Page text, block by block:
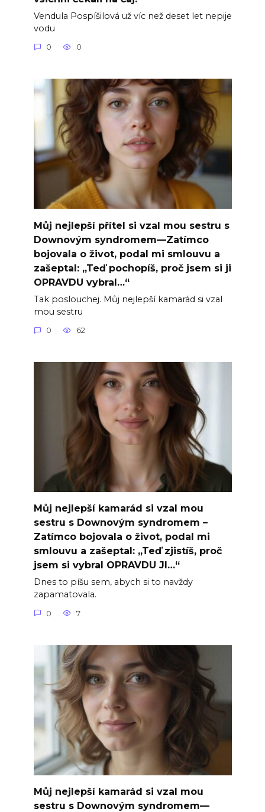
Vendula Pospíšilová už víc než deset let nepije
vodu
0 0
Můj nejlepší přítel si vzal mou sestru s
Downovým syndromem—Zatímco
bojovala o život, podal mi smlouvu a
zašeptal: „Teď pochopíš, proč jsem si ji
OPRAVDU vybral…“
Tak poslouchej. Můj nejlepší kamarád si vzal
mou sestru
0 62
Můj nejlepší kamarád si vzal mou
sestru s Downovým syndromem –
Zatímco bojovala o život, podal mi
smlouvu a zašeptal: „Teď zjistíš, proč
jsem si vybral OPRAVDU JI…“
Dnes to píšu sem, abych si to navždy
zapamatovala.
0 7
Můj nejlepší kamarád si vzal mou
sestru s Downovým syndromem—